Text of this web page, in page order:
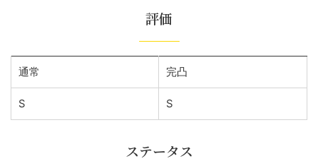
評価
通常 完凸
S S
ステータス